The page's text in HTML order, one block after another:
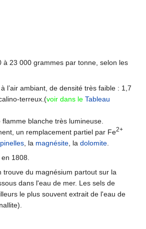
à 23 000 grammes par tonne, selon les
l’air ambiant, de densité très faible : 1,7
terreux.(voir dans le Tableau
blanche très lumineuse.
un remplacement partiel par Fe2+
, la magnésite, la dolomite.
1808.
trouve du magnésium partout sur la
dans l'eau de mer. Les sels de
le plus souvent extrait de l'eau de